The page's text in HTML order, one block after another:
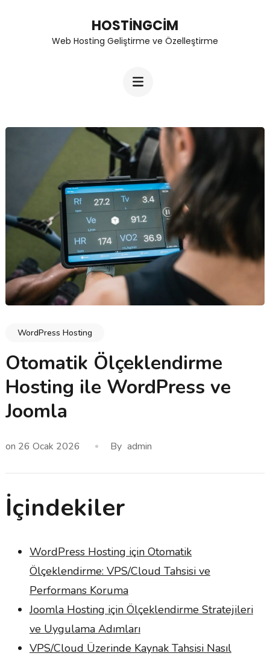
HOSTINGCIM
Web Hosting Geliştirme ve Özelleştirme
WordPress Hosting
Otomatik Ölçeklendirme
Hosting ile WordPress ve
Joomla
on 26 Ocak 2026 By admin
İçindekiler
WordPress Hosting için Otomatik
Ölçeklendirme: VPS/Cloud Tahsisi ve
Performans Koruma
Joomla Hosting için Ölçeklendirme Stratejileri
ve Uygulama Adımları
VPS/Cloud Üzerinde Kaynak Tahsisi Nasıl